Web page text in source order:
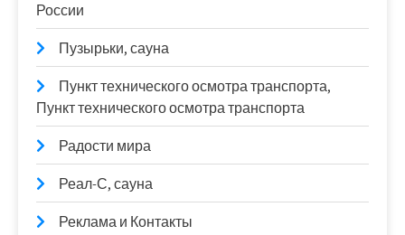
России
Пузырьки, сауна
Пункт технического осмотра транспорта,
Пункт технического осмотра транспорта
Радости мира
Реал-С, сауна
Реклама и Контакты